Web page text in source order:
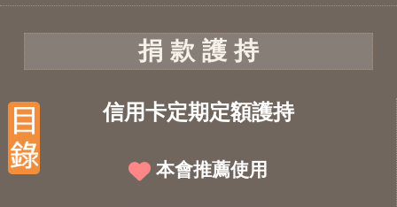
捐 款 護 持
信用卡定期定額護持
本會推薦使用